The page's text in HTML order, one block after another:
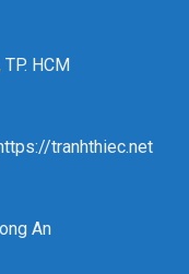
HCM
tranhthiec.net
An